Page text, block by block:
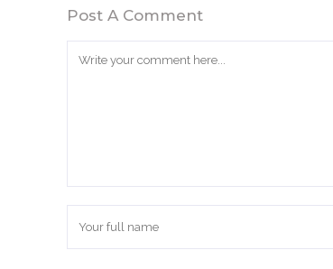
Post A Comment